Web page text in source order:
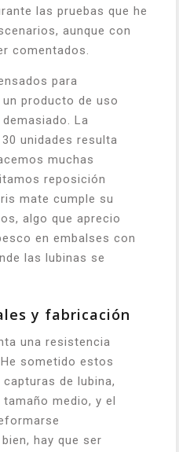
las pruebas que he
aunque con
comentados.
para
producto de uso
La
unidades resulta
muchas
reposición
mate cumple su
algo que aprecio
en embalses con
las lubinas se
y fabricación
una resistencia
sometido estos
de lubina,
medio, y el
hay que ser